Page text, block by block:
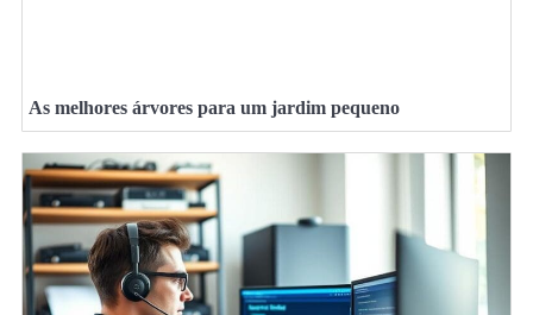
As melhores árvores para um jardim pequeno